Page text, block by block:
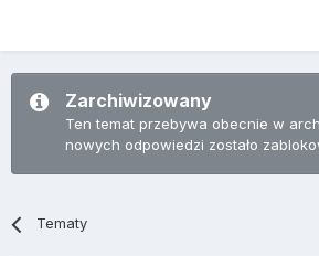
Zarchiwizowany
Ten temat przebywa obecnie w
nowych odpowiedzi zostało
Tematy